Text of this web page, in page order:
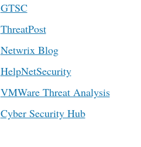
GTSC
ThreatPost
Netwrix Blog
HelpNetSecurity
VMWare Threat Analysis
Cyber Security Hub